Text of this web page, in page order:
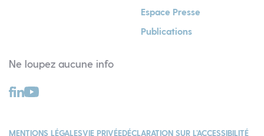
Espace Presse
Publications
Ne loupez aucune info
MENTIONS LÉGALESVIE PRIVÉEDÉCLARATION SUR L’ACCESSIBILITÉ